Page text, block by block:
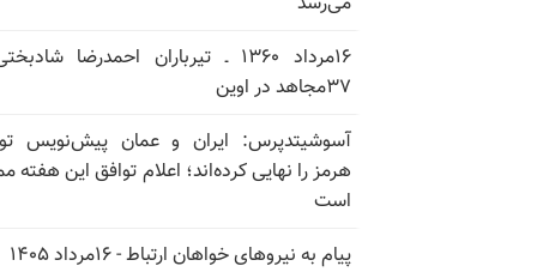
۱۶مرداد ۱۳۶۰ ـ تیرباران احمدرضا
۳۷مجاهد در اوین
آسوشیتدپرس: ایران و عمان پیش‌نویس
هرمز را نهایی کرده‌اند؛ اعلام توافق این هفته
است
پیام به نیروهای خواهان ارتباط - ۱۶مرداد ۱۴۰۵